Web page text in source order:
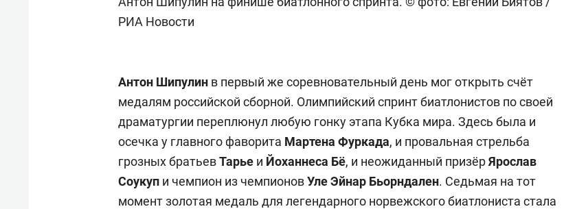
РИА Новости
Антон Шипулин в первый же соревновательный день мог открыть счёт
медалям российской сборной. Олимпийский спринт биатлонистов по своей
драматургии переплюнул любую гонку этапа Кубка мира. Здесь была и
осечка у главного фаворита Мартена Фуркада, и провальная стрельба
грозных братьевТарье и Йоханнеса Бё, и неожиданный призёрЯрослав
Соукуп и чемпион из чемпионовУле Эйнар Бьорндален. Седьмая на тот
момент золотая медаль для легендарного норвежского биатлониста стала